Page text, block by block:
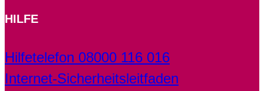
HILFE
Hilfetelefon 08000 116 016
Internet-Sicherheitsleitfaden